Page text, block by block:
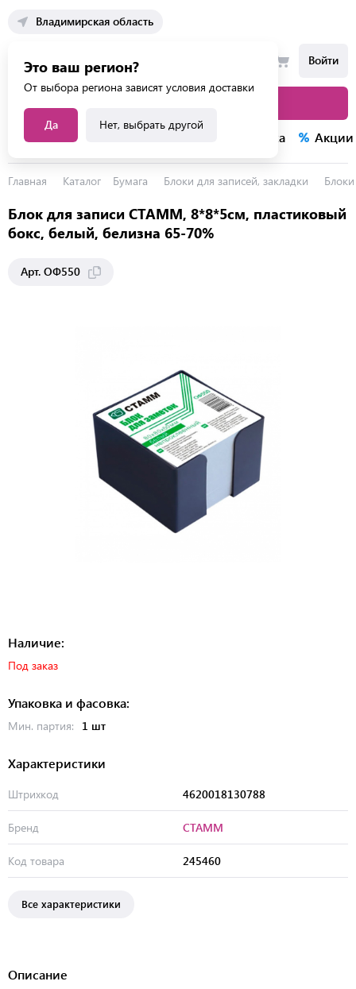
Владимирская область
Это ваш регион?
От выбора региона зависят условия доставки
Да Нет, выбрать другой
Войти
Каталог услуг Распродажа Акции
Главная Каталог Бумага Блоки для записей, закладки
Блок для записи СТАММ, 8*8*5см, пластиковый
бокс, белый, белизна 65-70%
Арт. ОФ550
Наличие:
Под заказ
Упаковка и фасовка:
Мин. партия: 1 шт
Характеристики
Штрихкод 4620018130788
Бренд СТАММ
Код товара 245460
Все характеристики
Описание